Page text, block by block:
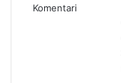
Komentari